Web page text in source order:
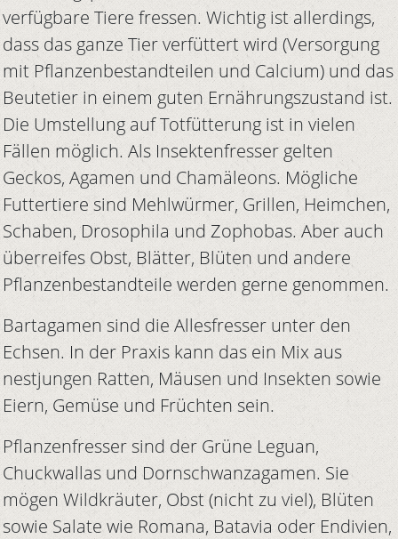
verfügbare Tiere fressen. Wichtig ist allerdings,
dass das ganze Tier verfüttert wird (Versorgung
mit Pflanzenbestandteilen und Calcium) und das
Beutetier in einem guten Ernährungszustand ist.
Die Umstellung auf Totfütterung ist in vielen
Fällen möglich. Als Insektenfresser gelten
Geckos, Agamen und Chamäleons. Mögliche
Futtertiere sind Mehlwürmer, Grillen, Heimchen,
Schaben, Drosophila und Zophobas. Aber auch
überreifes Obst, Blätter, Blüten und andere
Pflanzenbestandteile werden gerne genommen.
Bartagamen sind die Allesfresser unter den
Echsen. In der Praxis kann das ein Mix aus
nestjungen Ratten, Mäusen und Insekten sowie
Eiern, Gemüse und Früchten sein.
Pflanzenfresser sind der Grüne Leguan,
Chuckwallas und Dornschwanzagamen. Sie
mögen Wildkräuter, Obst (nicht zu viel), Blüten
sowie Salate wie Romana, Batavia oder Endivien,